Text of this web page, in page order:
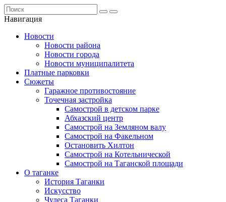
Навигация
Новости
Новости района
Новости города
Новости муниципалитета
Платные парковки
Сюжеты
Гаражное противостояние
Точечная застройка
Самострой в детском парке
Абхазский центр
Самострой на Земляном валу
Самострой на Факельном
Остановить Хилтон
Самострой на Котельнической
Самострой на Таганской площади
О таганке
История Таганки
Искусство
Чудеса Таганки